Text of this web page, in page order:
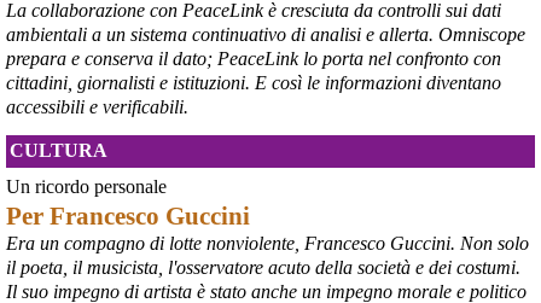
@peacelink - 6/8/2026 21:50
corriereditaranto.it/2026/08/0
Aprendo i lavori, il ministro Urso ha sottolineato come il Governo
debba necessariamente prendere atto della decisione della Corte
d’Appello di Milano, ricordando che il provvedimento è già stato
inserito nella data room della procedura di vendita. “Alla luce del
nuovo scenario – ha spiegato – Jindal ha presentato una proposta
aggiornata sull’intero perimetro aziendale che tiene conto della
chiusura dell’area a caldo e che i commissari stanno valutando”.
#ILVA #Taranto
La collaborazione con PeaceLink è cresciuta da controlli sui dati
ambientali a un sistema continuativo di analisi e allerta. Omniscope
prepara e conserva il dato; PeaceLink lo porta nel confronto con
cittadini, giornalisti e istituzioni. E così le informazioni diventano
accessibili e verificabili.
CULTURA
Un ricordo personale
Per Francesco Guccini
Era un compagno di lotte nonviolente, Francesco Guccini. Non solo
il poeta, il musicista, l'osservatore acuto della società e dei costumi.
Il suo impegno di artista è stato anche un impegno morale e politico